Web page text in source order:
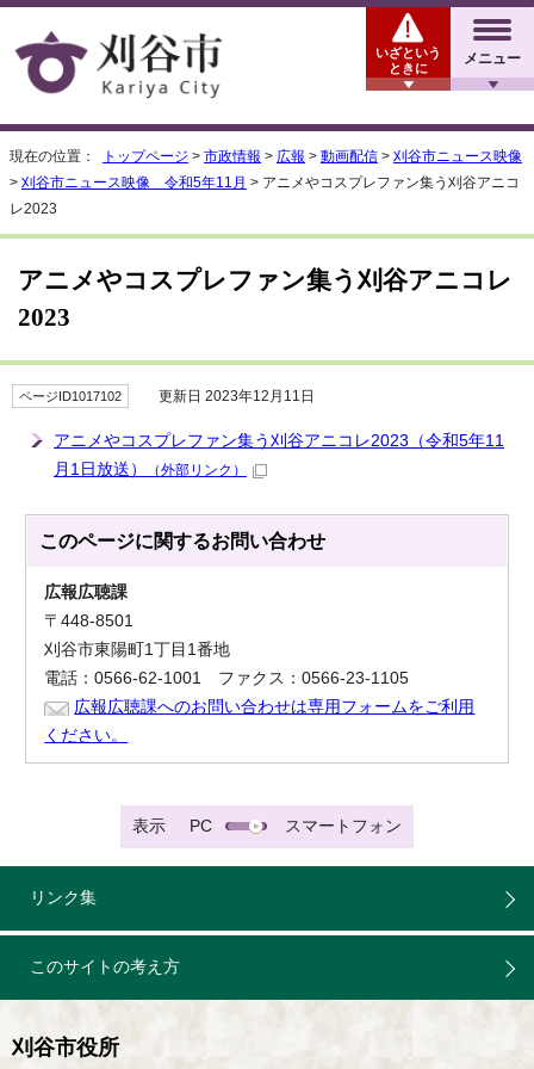
メニュー
いざという
ときに
現在の位置： トップページ > 市政情報 > 広報 > 動画配信 > 刈谷市ニュース映像
> 刈谷市ニュース映像 令和5年11月 > アニメやコスプレファン集う刈谷アニコ
レ2023
アニメやコスプレファン集う刈谷アニコレ
2023
ページID1017102 更新日 2023年12月11日
アニメやコスプレファン集う刈谷アニコレ2023（令和5年11
月1日放送）
（外部リンク）
このページに関するお問い合わせ
広報広聴課
〒448-8501
刈谷市東陽町1丁目1番地
電話：0566-62-1001 ファクス：0566-23-1105
広報広聴課へのお問い合わせは専用フォームをご利用
ください。
表示 PC スマートフォン
リンク集
このサイトの考え方
刈谷市役所